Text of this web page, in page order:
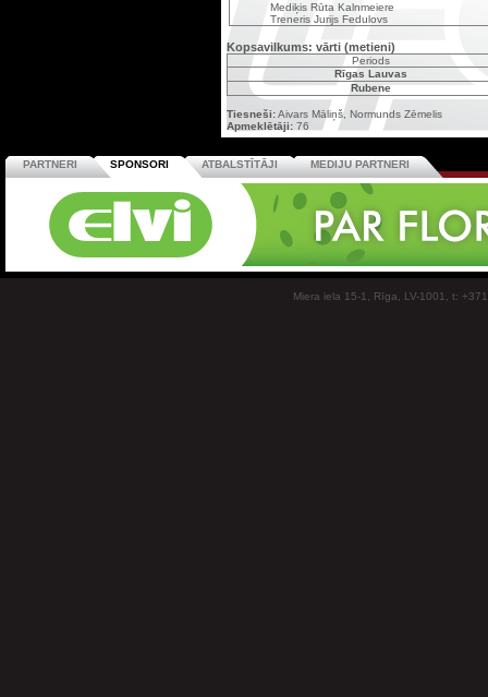
Mediķis Rūta Kalnmeiere
Treneris Jurijs Fedulovs
Kopsavilkums: vārti (metieni)
Periods
Rīgas Lauvas
Rubene
Tiesneši:Aivars Māliņš, Normunds Zēmelis
Apmeklētāji: 76
PARTNERI SPONSORI ATBALSTĪTĀJI MEDIJU PARTNERI
Miera iela 15-1, Rīga, LV-1001, t: